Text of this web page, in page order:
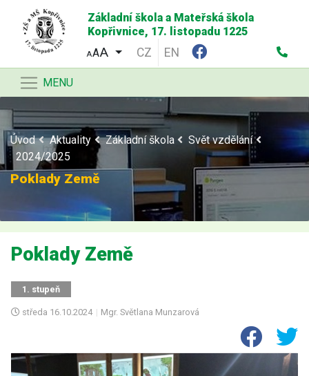
Základní škola a Mateřská škola
Kopřivnice, 17. listopadu 1225
AA CZ EN
MENU
Úvod Aktuality Základní škola
Svět vzdělání
2024/2025
Poklady Země
Poklady Země
1. stupeň
středa 16.10.2024 | Mgr. Světlana Munzarová